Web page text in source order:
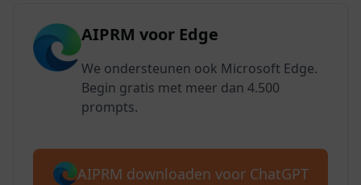
AIPRM voor Edge
We ondersteunen ook Microsoft Edge.
Begin gratis met meer dan 4.500
prompts.
AIPRM downloaden voor ChatGPT